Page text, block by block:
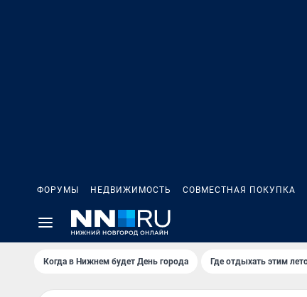
ФОРУМЫ НЕДВИЖИМОСТЬ СОВМЕСТНАЯ ПОКУПКА
Когда в Нижнем будет День города Где отдыхать этим